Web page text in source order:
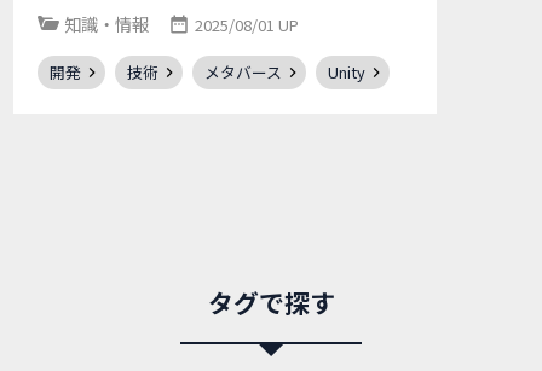
知識・情報 2025/08/01 UP
開発 技術 メタバース Unity
タグで探す